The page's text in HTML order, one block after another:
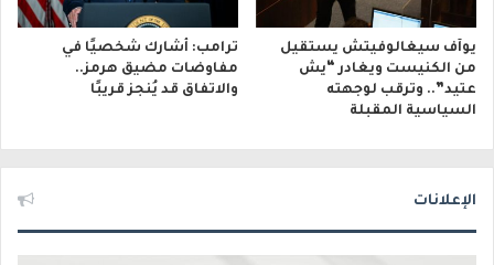
يوآف سيغالوفيتش يستقيل
من الكنيست ويغادر “يش
عتيد”.. وترقب لوجهته
السياسية المقبلة
ترامب: أشارك شخصيًا في
مفاوضات مضيق هرمز..
والاتفاق قد يُنجز قريبًا
الإعلانات